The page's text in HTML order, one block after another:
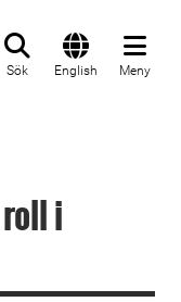
Sök English Meny
i